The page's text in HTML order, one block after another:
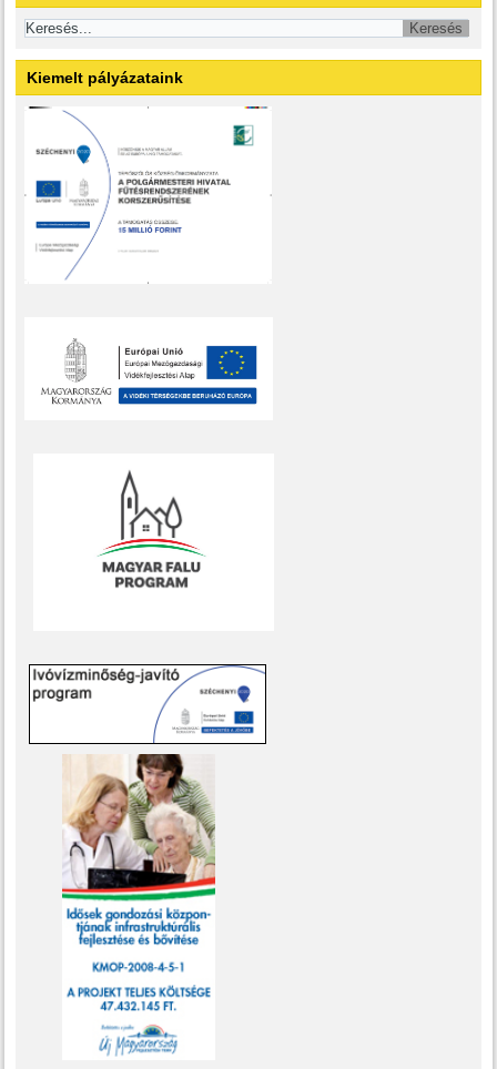
Kiemelt pályázataink